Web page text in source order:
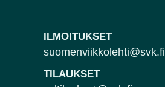
ILMOITUKSET
suomenviikkolehti@svk.fi
TILAUKSET